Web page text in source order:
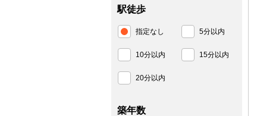
駅徒歩
指定なし 5分以内
10分以内 15分以内
20分以内
築年数